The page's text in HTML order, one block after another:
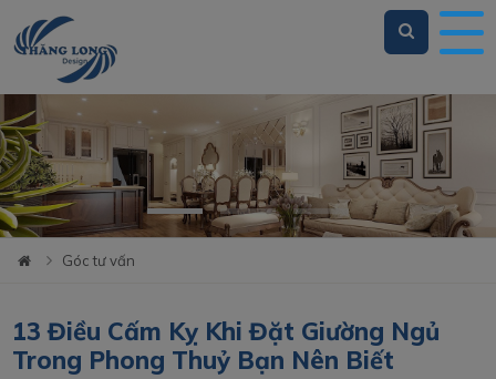
Loading...
Góc tư vấn
13 Điều Cấm Kỵ Khi Đặt Giường Ngủ
Trong Phong Thuỷ Bạn Nên Biết